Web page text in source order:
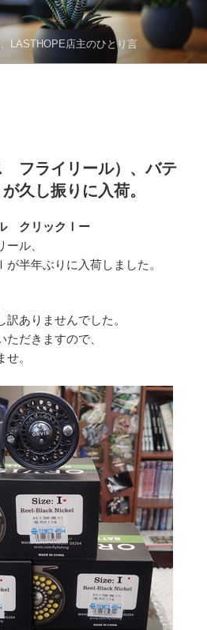
LASTHOPE店主のひとり言
フライリール）、バテ
久し振りに入荷。
クリックⅠー
ル、
半年ぶりに入荷しました。
ありませんでした。
だきますので、
。